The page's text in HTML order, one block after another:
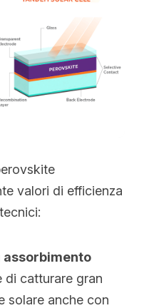
valori di efficienza
assorbimento
di catturare gran
solare anche con